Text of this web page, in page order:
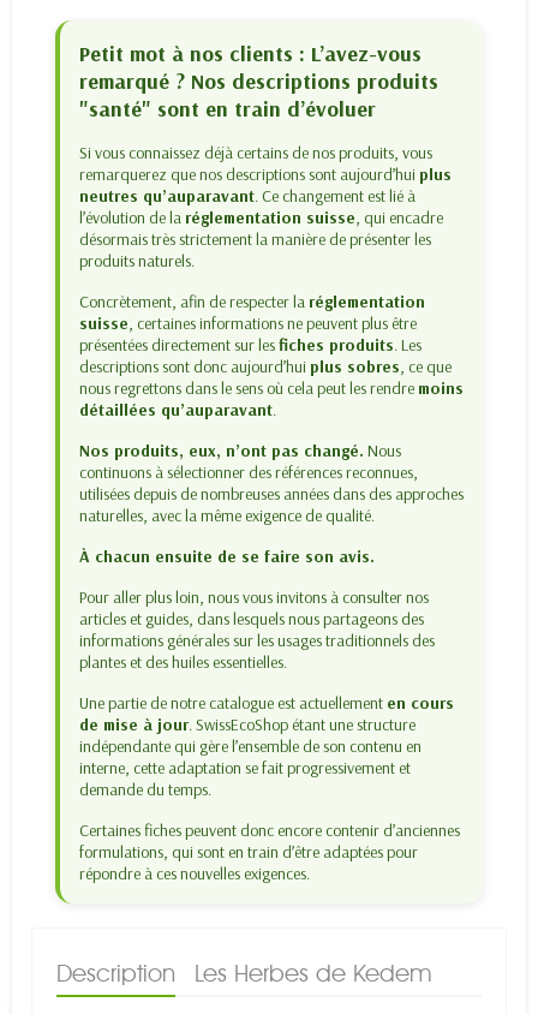
Petit mot à nos clients : L’avez-vous
remarqué ? Nos descriptions produits
"santé" sont en train d’évoluer
Si vous connaissez déjà certains de nos produits, vous
remarquerez que nos descriptions sont aujourd’hui plus
neutres qu’auparavant. Ce changement est lié à
l’évolution de la réglementation suisse, qui encadre
désormais très strictement la manière de présenter les
produits naturels.
Concrètement, afin de respecter la réglementation
suisse, certaines informations ne peuvent plus être
présentées directement sur lesfiches produits. Les
descriptions sont donc aujourd’hui plus sobres, ce que
nous regrettons dans le sens où cela peut les rendre moins
détaillées qu’auparavant.
Nos produits, eux, n’ont pas changé. Nous
continuons à sélectionner des références reconnues,
utilisées depuis de nombreuses années dans des approches
naturelles, avec la même exigence de qualité.
À chacun ensuite de se faire son avis.
Pour aller plus loin, nous vous invitons à consulter nos
articles et guides, dans lesquels nous partageons des
informations générales sur les usages traditionnels des
plantes et des huiles essentielles.
Une partie de notre catalogue est actuellement en cours
de mise à jour. SwissEcoShop étant une structure
indépendante qui gère l’ensemble de son contenu en
interne, cette adaptation se fait progressivement et
demande du temps.
Certaines fiches peuvent donc encore contenir d’anciennes
formulations, qui sont en train d’être adaptées pour
répondre à ces nouvelles exigences.
Description Les Herbes de Kedem